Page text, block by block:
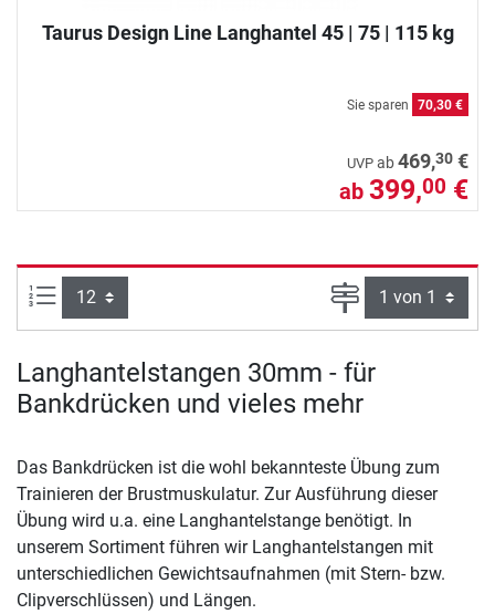
Taurus Design Line Langhantel 45 | 75 | 115 kg
Sie sparen 70,30 €
UVP ab469,30 €
ab 399,00 €
Artikel pro Seite: Seite
Langhantelstangen 30mm - für
Bankdrücken und vieles mehr
Das Bankdrücken ist die wohl bekannteste Übung zum
Trainieren der Brustmuskulatur. Zur Ausführung dieser
Übung wird u.a. eine Langhantelstange benötigt. In
unserem Sortiment führen wir Langhantelstangen mit
unterschiedlichen Gewichtsaufnahmen (mit Stern- bzw.
Clipverschlüssen) und Längen.